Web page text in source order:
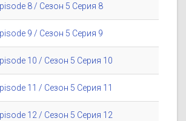
8 / Сезон 5 Серия 8
9 / Сезон 5 Серия 9
10 / Сезон 5 Серия 10
11 / Сезон 5 Серия 11
12 / Сезон 5 Серия 12